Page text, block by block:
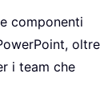
componenti
oltre
i team che